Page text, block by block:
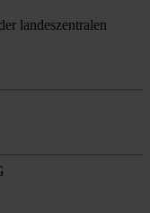
landeszentralen